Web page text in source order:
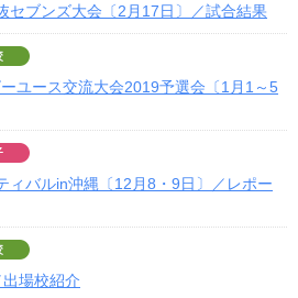
セブンズ大会〔2月17日〕／試合結果
ユース交流大会2019予選会〔1月1～5
ィバルin沖縄〔12月8・9日〕／レポー
場校紹介